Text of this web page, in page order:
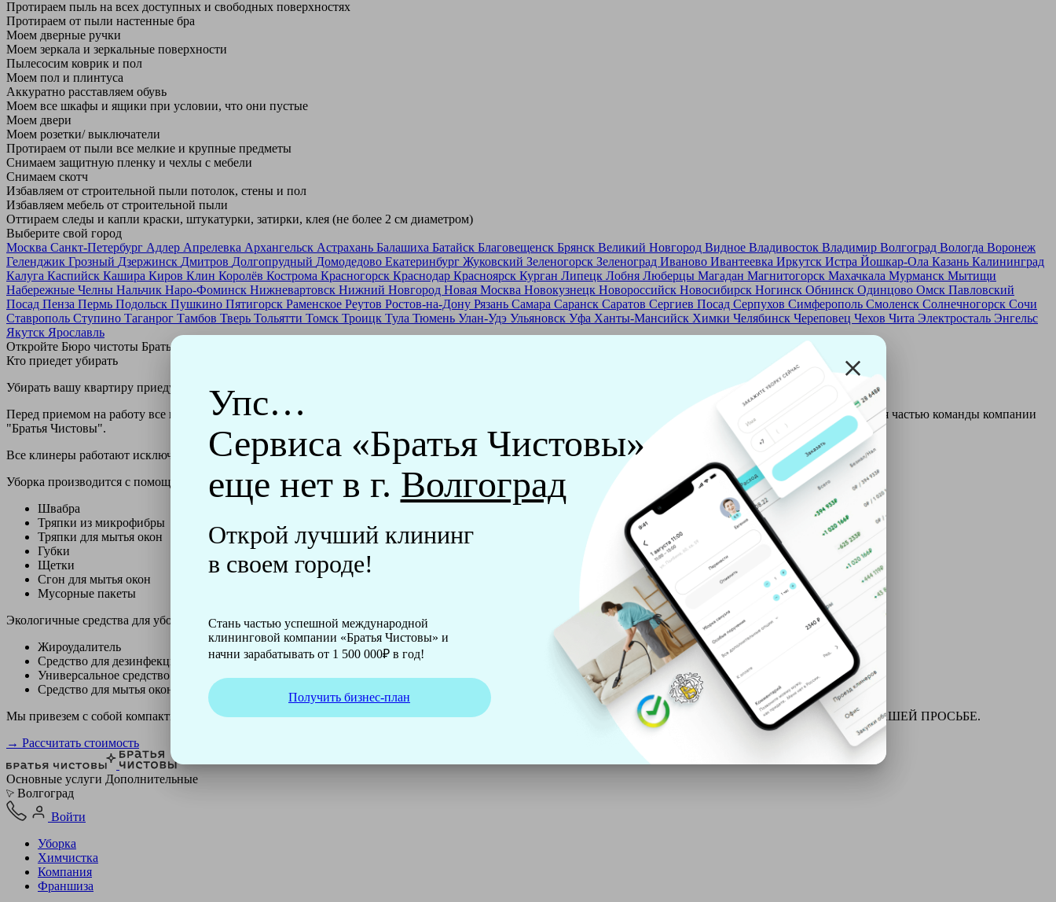
Упс…
Сервиса «Братья Чистовы»
еще нет в г. Волгоград
Открой лучший клининг
в своем городе!
Стань частью успешной международной
клининговой компании «Братья Чистовы» и
начни зарабатывать от 1 500 000₽ в год!
Получить бизнес-план
Протираем пыль на всех доступных и свободных поверхностях
Протираем от пыли настенные бра
Моем дверные ручки
Моем зеркала и зеркальные поверхности
Пылесосим коврик и пол
Моем пол и плинтуса
Аккуратно расставляем обувь
Моем все шкафы и ящики при условии, что они пустые
Моем двери
Моем розетки/ выключатели
Протираем от пыли все мелкие и крупные предметы
Снимаем защитную пленку и чехлы с мебели
Снимаем скотч
Избавляем от строительной пыли потолок, стены и пол
Избавляем мебель от строительной пыли
Оттираем следы и капли краски, штукатурки, затирки, клея (не более 2 см диаметром)
Выберите свой город
Москва Санкт-Петербург Адлер Апрелевка Архангельск Астрахань Балашиха Батайск Благовещенск Брянск Великий Новгород Видное Владивосток Владимир Волгоград Вологда Воронеж
Геленджик Грозный Дзержинск Дмитров Долгопрудный Домодедово Екатеринбург Жуковский Зеленогорск Зеленоград Иваново Ивантеевка Иркутск Истра Йошкар-Ола Казань Калининград
Калуга Каспийск Кашира Киров Клин Королёв Кострома Красногорск Краснодар Красноярск Курган Липецк Лобня Люберцы Магадан Магнитогорск Махачкала Мурманск Мытищи
Набережные Челны Нальчик Наро-Фоминск Нижневартовск Нижний Новгород Новая Москва Новокузнецк Новороссийск Новосибирск Ногинск Обнинск Одинцово Омск Павловский
Посад Пенза Пермь Подольск Пушкино Пятигорск Раменское Реутов Ростов-на-Дону Рязань Самара Саранск Саратов Сергиев Посад Серпухов Симферополь Смоленск Солнечногорск Сочи
Ставрополь Ступино Таганрог Тамбов Тверь Тольятти Томск Троицк Тула Тюмень Улан-Удэ Ульяновск Уфа Ханты-Мансийск Химки Челябинск Череповец Чехов Чита Электросталь Энгельс
Якутск Ярославль
Откройте Бюро чистоты Братьев Чистовых в своем городе по
Кто приедет убирать
Убирать вашу квартиру приедут профессионально обученные клинеры - русские девушки, в возрасте от 24 до 40 лет.
Перед приемом на работу все клинеры проходят аттестацию в нашем обучающем центре, а также проверку в службе безопасности и только после этого становятся частью команды компании
"Братья Чистовы".
Все клинеры работают исключительно в форме с логотипом компании "Братья Чистовы".
Уборка производится с помощью профессиональных технических и химический средств, которые наши клинеры привозят с собой:
Швабра
Тряпки из микрофибры
Тряпки для мытья окон
Губки
Щетки
Сгон для мытья окон
Мусорные пакеты
Экологичные средства для уборки немецкой марки Kiehl:
Жироудалитель
Средство для дезинфекции
Универсальное средство
Средство для мытья окон
Мы привезем с собой компактный профессиональный пылесос фирмы Soteco, а также утюг, ведро, парогенератор, аппарат для химчистки и многое другое ПО ВАШЕЙ ПРОСЬБЕ.
→ Рассчитать стоимость
Основные услуги Дополнительные
Волгоград
Войти
Уборка
Химчистка
Компания
Франшиза